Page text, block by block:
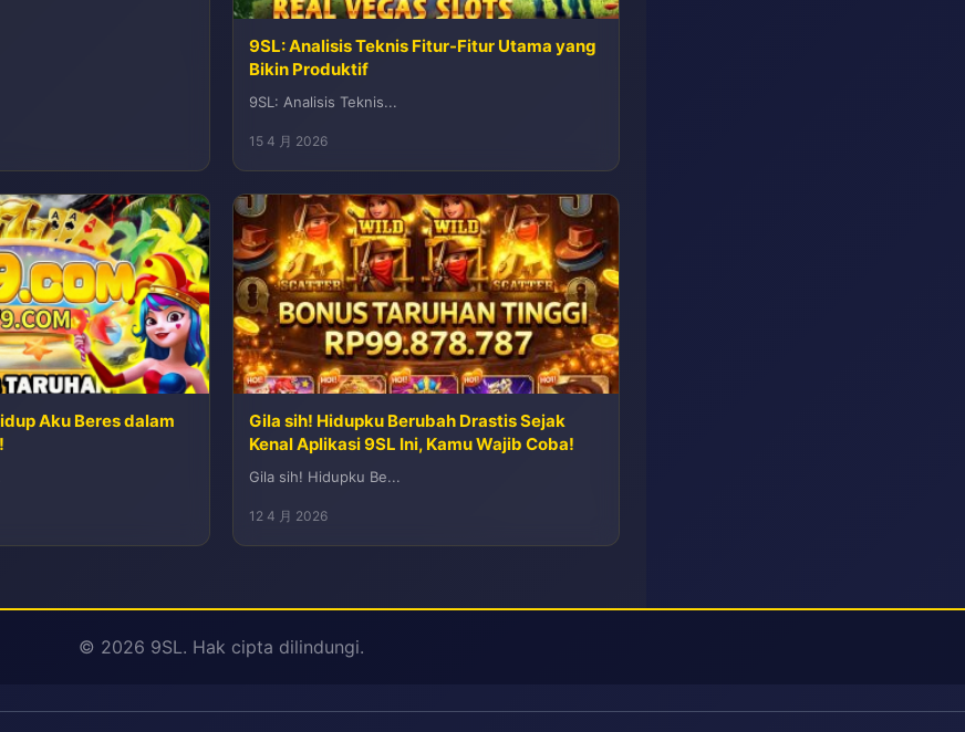
9SL: Analisis Teknis Fitur-Fitur Utama yang
Bikin Produktif
9SL: Analisis Teknis...
15 4 月 2026
Aku Beres dalam
Gila sih! Hidupku Berubah Drastis Sejak
Kenal Aplikasi 9SL Ini, Kamu Wajib Coba!
Gila sih! Hidupku Be...
12 4 月 2026
© 2026 9SL. Hak cipta dilindungi.